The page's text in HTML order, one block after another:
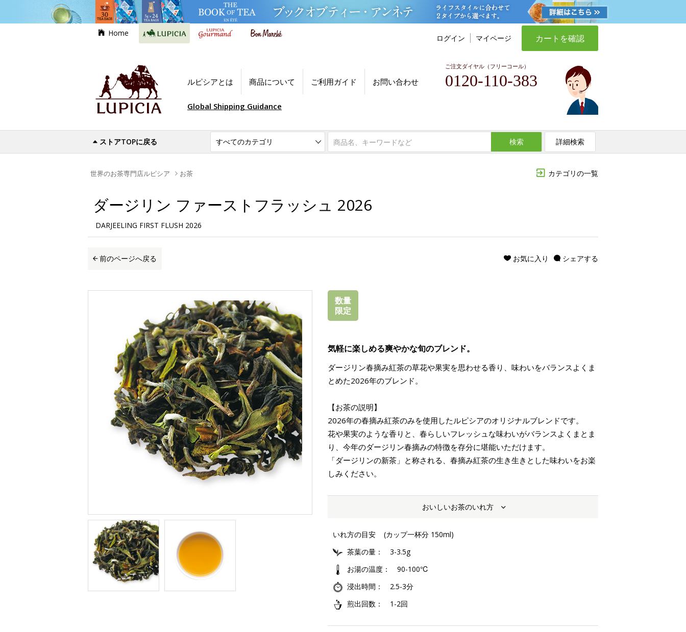
Home
ログイン マイページ カートを確認
ルピシアとは 商品について ご利用ガイド お問い合わせ
ご注文ダイヤル（フリーコール）
0120-110-383
Global Shipping Guidance
ストアTOPに戻る 検索 詳細検索
カテゴリの一覧
世界のお茶専門店ルピシア お茶
ダージリン ファーストフラッシュ 2026
DARJEELING FIRST FLUSH 2026
前のページへ戻る シェアする
お気に入り
数量
限定
気軽に楽しめる爽やかな旬のブレンド。
ダージリン春摘み紅茶の草花や果実を思わせる香り、味わいをバランスよくま
とめた2026年のブレンド。
【お茶の説明】
2026年の春摘み紅茶のみを使用したルピシアのオリジナルブレンドです。
花や果実のような香りと、春らしいフレッシュな味わいがバランスよくまとま
り、今年のダージリン春摘みの特徴を存分に堪能いただけます。
「ダージリンの新茶」と称される、春摘み紅茶の生き生きとした味わいをお楽
しみください。
おいしいお茶のいれ方
いれ方の目安
(カップ一杯分 150ml)
茶葉の量
3-3.5g
お湯の温度
90-100℃
浸出時間
2.5-3分
煎出回数
1-2回